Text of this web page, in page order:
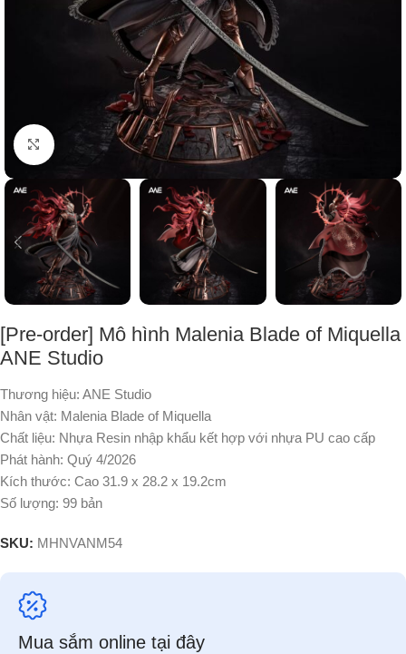
Nhấp để phóng to
[Pre-order] Mô hình Malenia Blade of Miquella
ANE Studio
Thương hiệu: ANE Studio
Nhân vật: Malenia Blade of Miquella
Chất liệu: Nhựa Resin nhập khẩu kết hợp với nhựa PU cao cấp
Phát hành: Quý 4/2026
Kích thước: Cao 31.9 x 28.2 x 19.2cm
Số lượng: 99 bản
SKU: MHNVANM54
Mua sắm online tại đây